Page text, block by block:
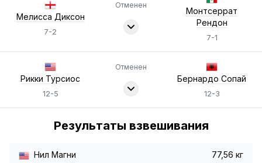
Мелисса Диксон
7-2
Отменен
Монтсеррат
Рендон
7-1
Рикки Турсиос
12-5
Отменен
Бернардо Сопай
12-3
Результаты взвешивания
Нил Магни
77,56 кг